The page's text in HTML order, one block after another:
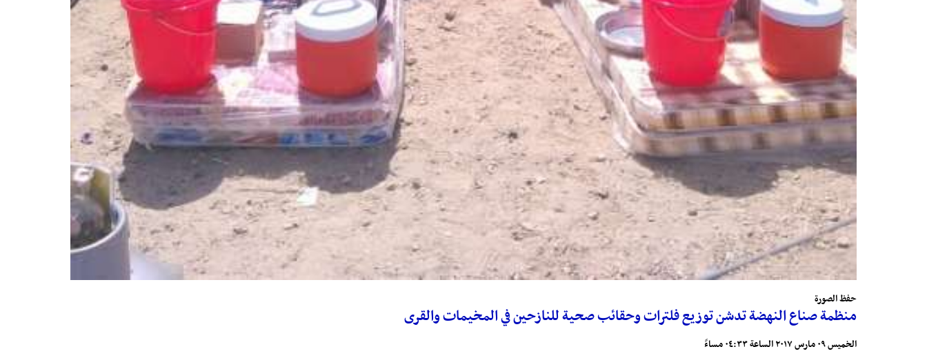
حفظ الصورة
منظمة صناع النهضة تدشن توزيع فلترات وحقائب صحية للنازحين في المخيمات والقرى
الخميس ٠٩ مارس ٢٠١٧ الساعة ٠٤:٣٣ مساءً